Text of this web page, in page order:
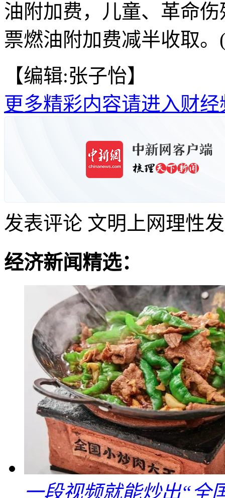
油附加费，儿童、革命
票燃油附加费减半收取
【编辑:张子怡】
更多精彩内容请进入财经
发表评论 文明上网理性
经济新闻精选：
一段视频就能炒出“全